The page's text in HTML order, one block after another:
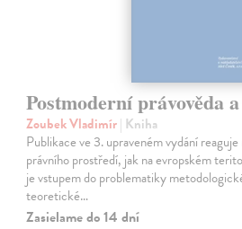
Postmoderní právověda
Zoubek Vladimír| Kniha
Publikace ve 3. upraveném vydání
právního prostředí, jak na evropském
je vstupem do problematiky
teoretické…
Zasielame do 14 dní